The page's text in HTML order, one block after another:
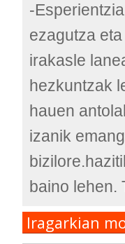
-
ezagutza
irakasle
hezkuntzak
hauen
izanik
baino lehen.
Iragarkian